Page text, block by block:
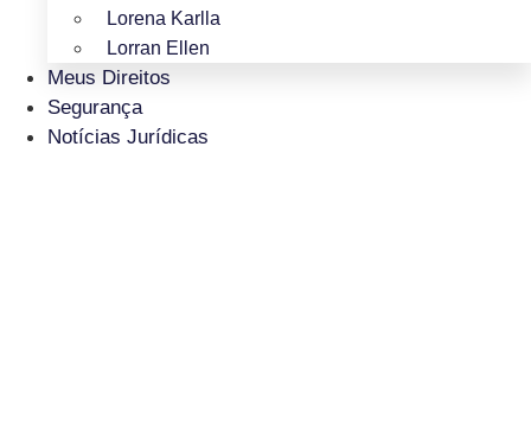
Lorena Karlla
Lorran Ellen
Meus Direitos
Segurança
Notícias Jurídicas